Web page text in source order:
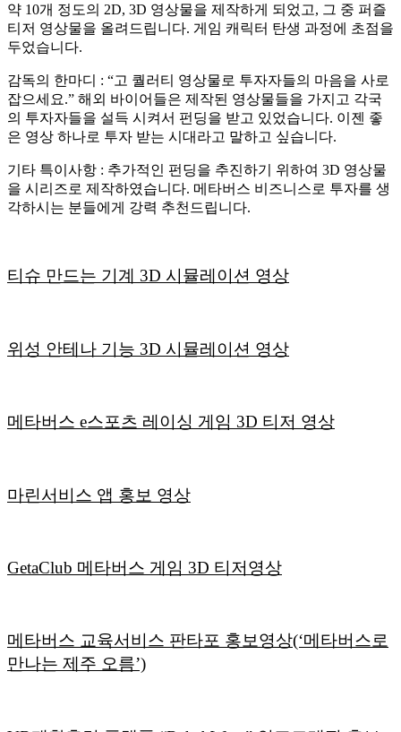
약 10개 정도의 2D, 3D 영상물을 제작하게 되었고, 그 중 퍼즐
티저 영상물을 올려드립니다. 게임 캐릭터 탄생 과정에 초점을
두었습니다.
감독의 한마디 : “고 퀄러티 영상물로 투자자들의 마음을 사로
잡으세요.” 해외 바이어들은 제작된 영상물들을 가지고 각국
의 투자자들을 설득 시켜서 펀딩을 받고 있었습니다. 이젠 좋
은 영상 하나로 투자 받는 시대라고 말하고 싶습니다.
기타 특이사항 : 추가적인 펀딩을 추진하기 위하여 3D 영상물
을 시리즈로 제작하였습니다. 메타버스 비즈니스로 투자를 생
각하시는 분들에게 강력 추천드립니다.
티슈 만드는 기계 3D 시뮬레이션 영상
위성 안테나 기능 3D 시뮬레이션 영상
메타버스 e스포츠 레이싱 게임 3D 티저 영상
마린서비스 앱 홍보 영상
GetaClub 메타버스 게임 3D 티저영상
메타버스 교육서비스 판타포 홍보영상(‘메타버스로
만나는 제주 오름’)